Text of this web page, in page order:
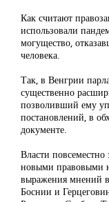
Как считают
использовали
могущество,
человека.
Так, в Венгрии
существенно
позволивший ему
постановлений, в
документе.
Власти
новыми правовыми
выражения мнений
Боснии и